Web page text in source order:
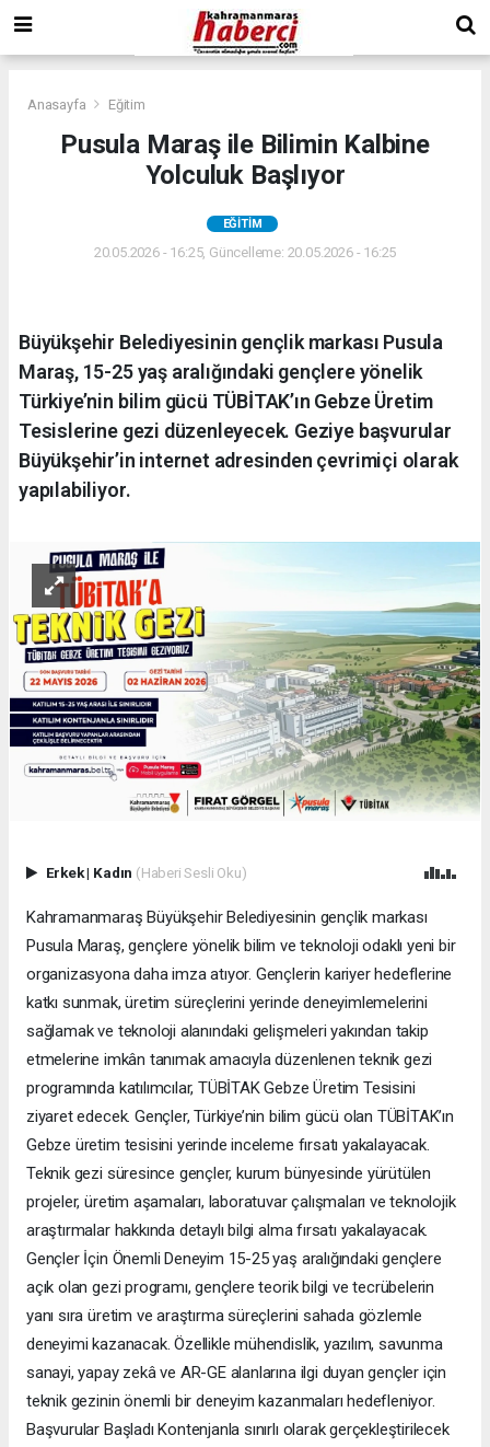
Anasayfa Eğitim
Pusula Maraş ile Bilimin Kalbine
Yolculuk Başlıyor
EĞITIM
20.05.2026 - 16:25, Güncelleme: 20.05.2026 - 16:25
Büyükşehir Belediyesinin gençlik markası Pusula
Maraş, 15-25 yaş aralığındaki gençlere yönelik
Türkiye’nin bilim gücü TÜBİTAK’ın Gebze Üretim
Tesislerine gezi düzenleyecek. Geziye başvurular
Büyükşehir’in internet adresinden çevrimiçi olarak
yapılabiliyor.
Erkek| Kadın (Haberi Sesli Oku)
Kahramanmaraş Büyükşehir Belediyesinin gençlik markası
Pusula Maraş, gençlere yönelik bilim ve teknoloji odaklı yeni bir
organizasyona daha imza atıyor. Gençlerin kariyer hedeflerine
katkı sunmak, üretim süreçlerini yerinde deneyimlemelerini
sağlamak ve teknoloji alanındaki gelişmeleri yakından takip
etmelerine imkân tanımak amacıyla düzenlenen teknik gezi
programında katılımcılar, TÜBİTAK Gebze Üretim Tesisini
ziyaret edecek. Gençler, Türkiye’nin bilim gücü olan TÜBİTAK’ın
Gebze üretim tesisini yerinde inceleme fırsatı yakalayacak.
Teknik gezi süresince gençler, kurum bünyesinde yürütülen
projeler, üretim aşamaları, laboratuvar çalışmaları ve teknolojik
araştırmalar hakkında detaylı bilgi alma fırsatı yakalayacak.
Gençler İçin Önemli Deneyim 15-25 yaş aralığındaki gençlere
açık olan gezi programı, gençlere teorik bilgi ve tecrübelerin
yanı sıra üretim ve araştırma süreçlerini sahada gözlemle
deneyimi kazanacak. Özellikle mühendislik, yazılım, savunma
sanayi, yapay zekâ ve AR-GE alanlarına ilgi duyan gençler için
teknik gezinin önemli bir deneyim kazanmaları hedefleniyor.
Başvurular Başladı Kontenjanla sınırlı olarak gerçekleştirilecek